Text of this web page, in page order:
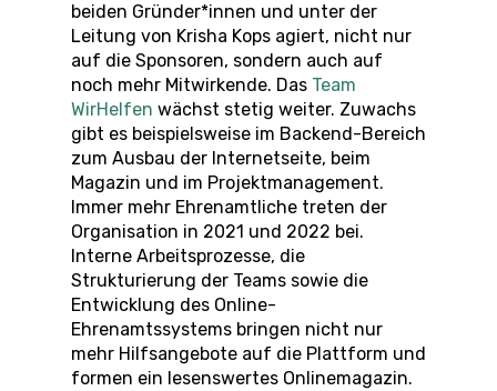
beiden Gründer*innen und unter der
Leitung von Krisha Kops agiert, nicht nur
auf die Sponsoren, sondern auch auf
noch mehr Mitwirkende. Das Team
WirHelfen wächst stetig weiter. Zuwachs
gibt es beispielsweise im Backend-Bereich
zum Ausbau der Internetseite, beim
Magazin und im Projektmanagement.
Immer mehr Ehrenamtliche treten der
Organisation in 2021 und 2022 bei.
Interne Arbeitsprozesse, die
Strukturierung der Teams sowie die
Entwicklung des Online-
Ehrenamtssystems bringen nicht nur
mehr Hilfsangebote auf die Plattform und
formen ein lesenswertes Onlinemagazin.